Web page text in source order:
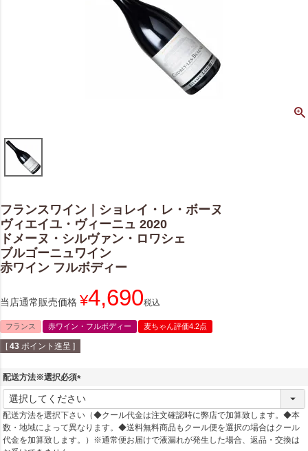
フランスワイン｜ショレイ・レ・ボーヌ
ヴィエイユ・ヴィーニュ 2020
ドメーヌ・シルヴァン・ロワシェ
ブルゴーニュワイン
赤ワイン フルボディー
当店通常販売価格 ¥4,690税込
フランス 赤ワイン・フルボディー 麦ちゃん評価4.2点
[ 43 ポイント進呈 ]
配送方法※選択必須
(
必
須
)
配送方法を選択下さい（◆クール代金は注文確認時に弊店で加算致します。◆本
数・地域によって異なります。◆送料無料商品もクール便を選択の場合はクール
代金を加算致します。）※通常便お届けで液漏れが発生した場合、返品・交換は